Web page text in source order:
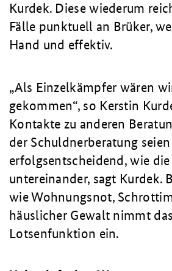
Kurdek. Diese wiederum
Fälle punktuell an Brüker,
Hand und effektiv.
Als Einzelkämpfer wären
gekommen , so Kerstin
Kontakte zu anderen
der Schuldnerberatung
erfolgsentscheidend, wie
untereinander, sagt Kurdek.
wie Wohnungsnot,
häuslicher Gewalt nimmt
Lotsenfunktion ein.